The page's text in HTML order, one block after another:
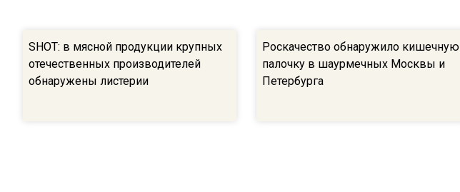
SHOT: в мясной продукции крупных
отечественных производителей
обнаружены листерии
Роскачество обнаружило кишечную
палочку в шаурмечных Москвы и
Петербурга